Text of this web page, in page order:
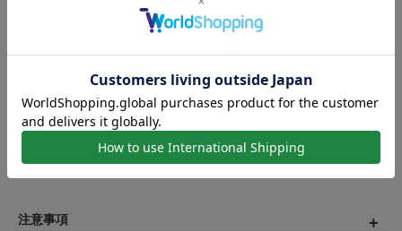
チェーン 幅：約1.4mm
【サイズ】50cm（45cmに調節可）
【素材】シルバー925、キュービックジルコニア
【製造国】日本
【対象】メンズ / ユニセックス
製作工程の都合上、商品のサイズには若干の個体差が生じます。
表記の寸法に満たない、または寸法を超えるものがございますの
で、数値は目安とお考えください。
注意事項